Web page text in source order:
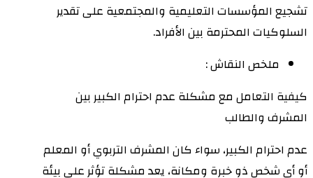
تشجيع المؤسسات التعليمية والمجتمعية على تقدير
السلوكيات المحترمة بين الأفراد.
ملخص النقاش :
كيفية التعامل مع مشكلة عدم احترام الكبير بين
المشرف والطالب
عدم احترام الكبير، سواء كان المشرف التربوي أو المعلم
أو أي شخص ذو خبرة ومكانة، يعد مشكلة تؤثر على بيئة